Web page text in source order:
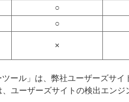
○
○
×
ール」は、弊社ユーザーズサ
ユーザーズサイトの検出エンジ